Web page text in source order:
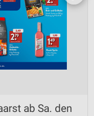
ab Sa. den